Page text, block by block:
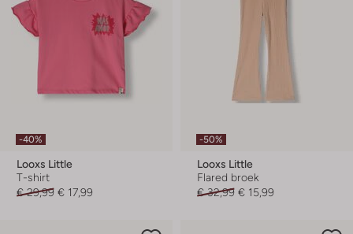
-40%
Looxs Little
T-shirt
€ 29,99 € 17,99
-50%
Looxs Little
Flared broek
€ 32,99 € 15,99